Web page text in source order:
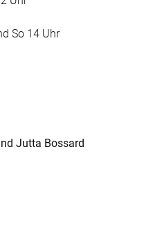
So 14 Uhr
Jutta Bossard